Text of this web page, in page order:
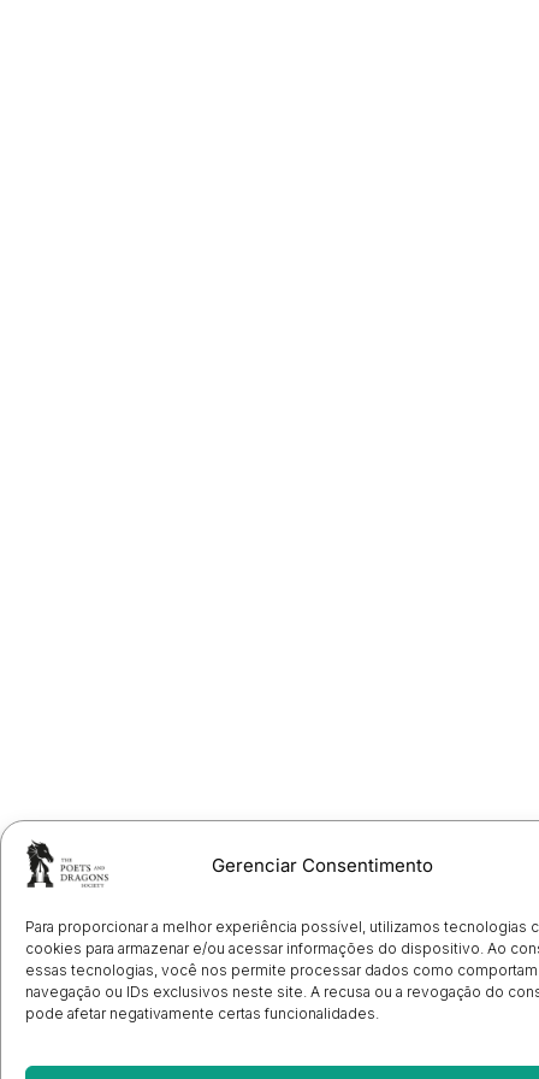
Gerenciar Consentimento
Para proporcionar a melhor experiência possível, utilizamos tecnologias
cookies para armazenar e/ou acessar informações do dispositivo. Ao
essas tecnologias, você nos permite processar dados como
navegação ou IDs exclusivos neste site. A recusa ou a revogação do
pode afetar negativamente certas funcionalidades.